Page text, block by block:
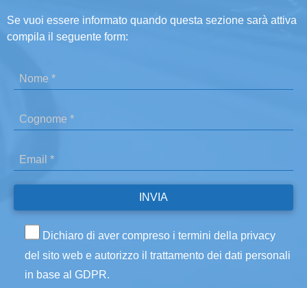
Se vuoi essere informato quando questa sezione sarà attiva
compila il seguente form:
Dichiaro di aver compreso i termini della privacy
del sito web e autorizzo il trattamento dei dati personali
in base al GDPR.